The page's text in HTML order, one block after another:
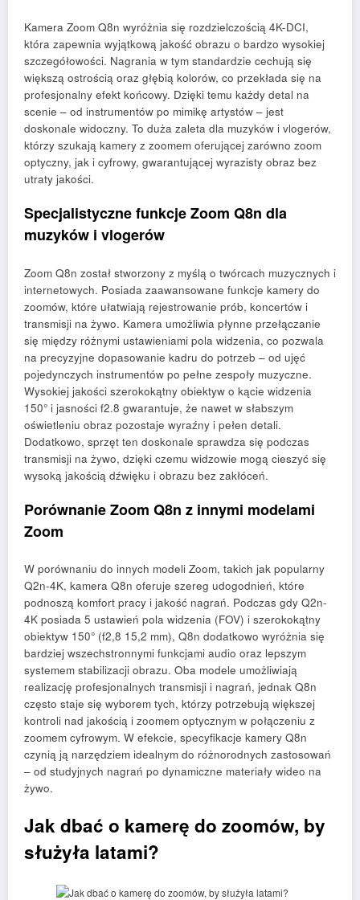
Kamera Zoom Q8n wyróżnia się rozdzielczością 4K-DCI,
która zapewnia wyjątkową jakość obrazu o bardzo wysokiej
szczegółowości. Nagrania w tym standardzie cechują się
większą ostrością oraz głębią kolorów, co przekłada się na
profesjonalny efekt końcowy. Dzięki temu każdy detal na
scenie – od instrumentów po mimikę artystów – jest
doskonale widoczny. To duża zaleta dla muzyków i vlogerów,
którzy szukają kamery z zoomem oferującej zarówno zoom
optyczny, jak i cyfrowy, gwarantującej wyrazisty obraz bez
utraty jakości.
Specjalistyczne funkcje Zoom Q8n dla
muzyków i vlogerów
Zoom Q8n został stworzony z myślą o twórcach muzycznych i
internetowych. Posiada zaawansowane funkcje kamery do
zoomów, które ułatwiają rejestrowanie prób, koncertów i
transmisji na żywo. Kamera umożliwia płynne przełączanie
się między różnymi ustawieniami pola widzenia, co pozwala
na precyzyjne dopasowanie kadru do potrzeb – od ujęć
pojedynczych instrumentów po pełne zespoły muzyczne.
Wysokiej jakości szerokokątny obiektyw o kącie widzenia
150° i jasności f2.8 gwarantuje, że nawet w słabszym
oświetleniu obraz pozostaje wyraźny i pełen detali.
Dodatkowo, sprzęt ten doskonale sprawdza się podczas
transmisji na żywo, dzięki czemu widzowie mogą cieszyć się
wysoką jakością dźwięku i obrazu bez zakłóceń.
Porównanie Zoom Q8n z innymi modelami
Zoom
W porównaniu do innych modeli Zoom, takich jak popularny
Q2n-4K, kamera Q8n oferuje szereg udogodnień, które
podnoszą komfort pracy i jakość nagrań. Podczas gdy Q2n-
4K posiada 5 ustawień pola widzenia (FOV) i szerokokątny
obiektyw 150° (f2,8 15,2 mm), Q8n dodatkowo wyróżnia się
bardziej wszechstronnymi funkcjami audio oraz lepszym
systemem stabilizacji obrazu. Oba modele umożliwiają
realizację profesjonalnych transmisji i nagrań, jednak Q8n
często staje się wyborem tych, którzy potrzebują większej
kontroli nad jakością i zoomem optycznym w połączeniu z
zoomem cyfrowym. W efekcie, specyfikacje kamery Q8n
czynią ją narzędziem idealnym do różnorodnych zastosowań
– od studyjnych nagrań po dynamiczne materiały wideo na
żywo.
Jak dbać o kamerę do zoomów, by
służyła latami?